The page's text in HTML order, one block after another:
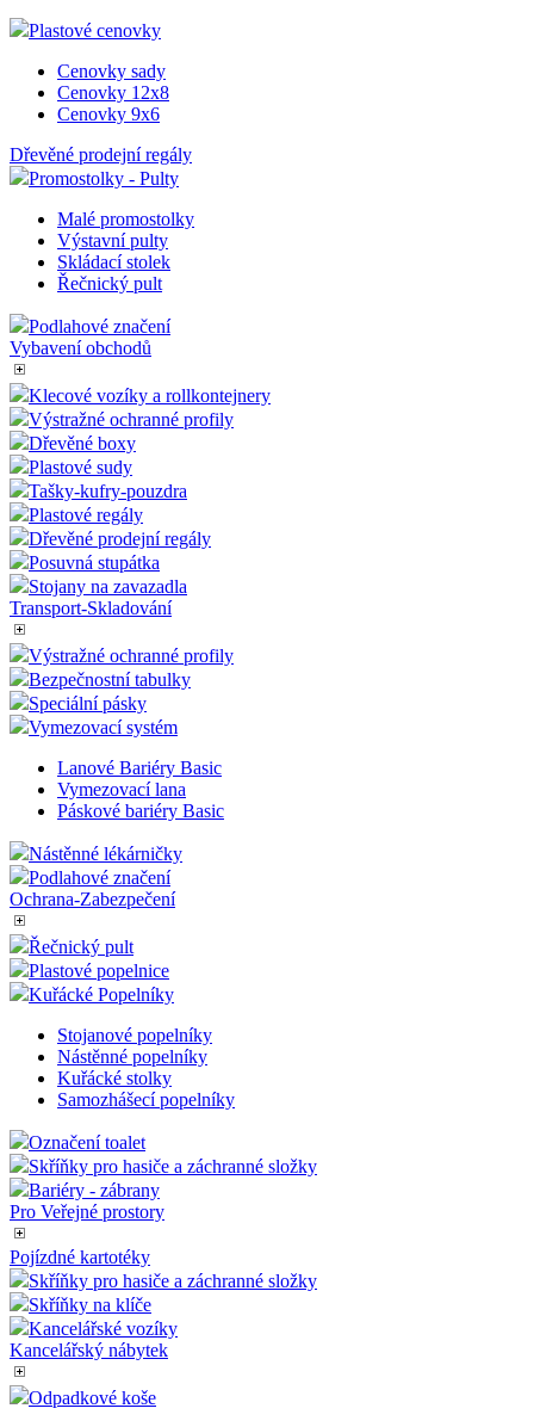
Plastové cenovky
Cenovky sady
Cenovky 12x8
Cenovky 9x6
Dřevěné prodejní regály
Promostolky - Pulty
Malé promostolky
Výstavní pulty
Skládací stolek
Řečnický pult
Podlahové značení
Vybavení obchodů
Klecové vozíky a rollkontejnery
Výstražné ochranné profily
Dřevěné boxy
Plastové sudy
Tašky-kufry-pouzdra
Plastové regály
Dřevěné prodejní regály
Posuvná stupátka
Stojany na zavazadla
Transport-Skladování
Výstražné ochranné profily
Bezpečnostní tabulky
Speciální pásky
Vymezovací systém
Lanové Bariéry Basic
Vymezovací lana
Páskové bariéry Basic
Nástěnné lékárničky
Podlahové značení
Ochrana-Zabezpečení
Řečnický pult
Plastové popelnice
Kuřácké Popelníky
Stojanové popelníky
Nástěnné popelníky
Kuřácké stolky
Samozhášecí popelníky
Označení toalet
Skříňky pro hasiče a záchranné složky
Bariéry - zábrany
Pro Veřejné prostory
Pojízdné kartotéky
Skříňky pro hasiče a záchranné složky
Skříňky na klíče
Kancelářské vozíky
Kancelářský nábytek
Odpadkové koše